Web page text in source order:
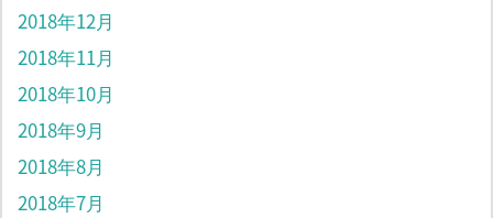
2018年12月
2018年11月
2018年10月
2018年9月
2018年8月
2018年7月